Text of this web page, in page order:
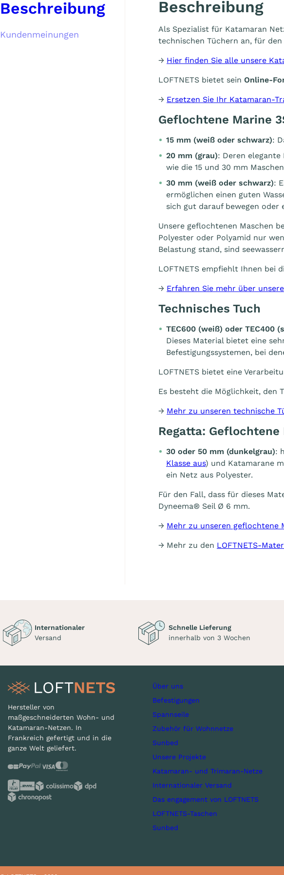
Beschreibung
Kundenmeinungen
Beschreibung
Als Spezialist für Katamaran
technischen Tüchern an, für
→ Hier finden Sie alle unsere
LOFTNETS bietet sein Online-
→ Ersetzen Sie Ihr Katamaran-
Geflochtene Marine
15 mm (weiß oder schwarz):
20 mm (grau): Deren
wie die 15 und 30 mm
30 mm (weiß oder schwarz):
ermöglichen einen guten
sich gut darauf bewegen oder
Unsere geflochtenen Maschen
Polyester oder Polyamid nur
Belastung stand, sind
LOFTNETS empfiehlt Ihnen bei
→ Erfahren Sie mehr über
Technisches Tuch
TEC600 (weiß) oder TEC400 (
Dieses Material bietet eine
Befestigungssystemen, bei
LOFTNETS bietet eine
Es besteht die Möglichkeit, den
→ Mehr zu unseren technische
Regatta: Geflochtene
30 oder 50 mm (dunkelgrau):
Klasse aus) und Katamarane
ein Netz aus Polyester.
Für den Fall, dass für dieses
Dyneema® Seil Ø 6 mm.
→ Mehr zu unseren geflochtene
→ Mehr zu den LOFTNETS-
Internationaler
Versand
Schnelle Lieferung
innerhalb von 3 Wochen
Hersteller von
maßgeschneiderten Wohn- und
Katamaran-Netzen. In
Frankreich gefertigt und in die
ganze Welt geliefert.
Über uns
Befestigungen
Spannseile
Zubehör für Wohnnetze
Sunbed
Unsere Projekte
Katamaran- und Trimaran-Netze
Internationaler Versand
Das engagement von LOFTNETS
LOFTNETS-Taschen
Sunbed